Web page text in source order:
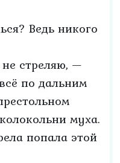
Ведь никого
стреляю, —
по дальним
муха.
попала этой